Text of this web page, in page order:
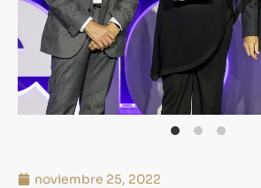
noviembre 25, 2022